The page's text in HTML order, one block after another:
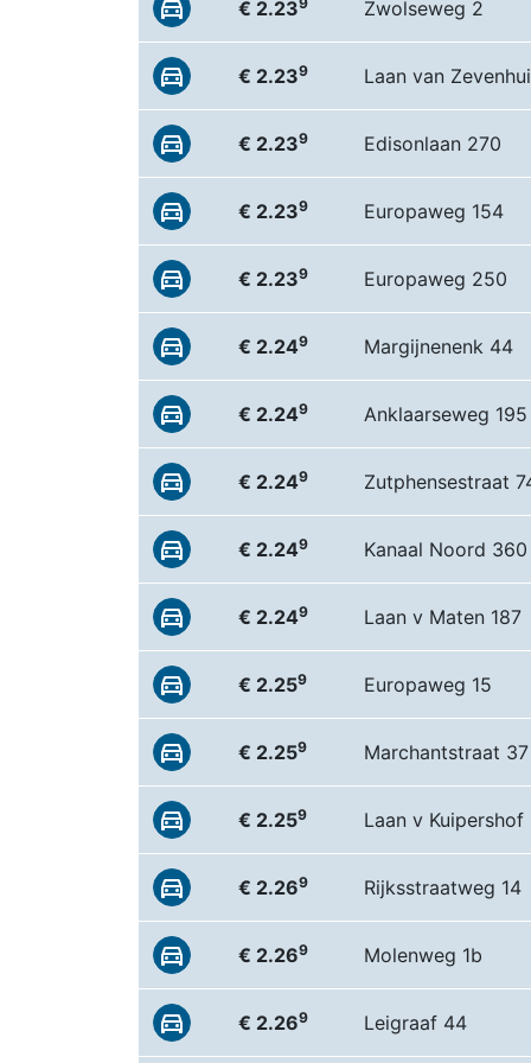
€ 2.23 Zwolseweg 2
€ 2.239 Laan van
€ 2.239 Edisonlaan 270
€ 2.239 Europaweg 154
€ 2.239 Europaweg 250
€ 2.249 Margijnenenk 44
€ 2.249 Anklaarseweg 195
€ 2.249 Zutphensestraat
€ 2.249 Kanaal Noord 360
€ 2.249 Laan v Maten 187
€ 2.259 Europaweg 15
€ 2.259 Marchantstraat 37
€ 2.259 Laan v Kuipershof
€ 2.269 Rijksstraatweg 14
€ 2.269 Molenweg 1b
€ 2.269 Leigraaf 44